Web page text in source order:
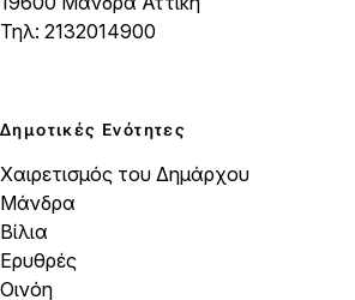
Τηλ: 2132014900
Δημοτικές Ενότητες
Χαιρετισμός του Δημάρχου
Μάνδρα
Βίλια
Ερυθρές
Οινόη